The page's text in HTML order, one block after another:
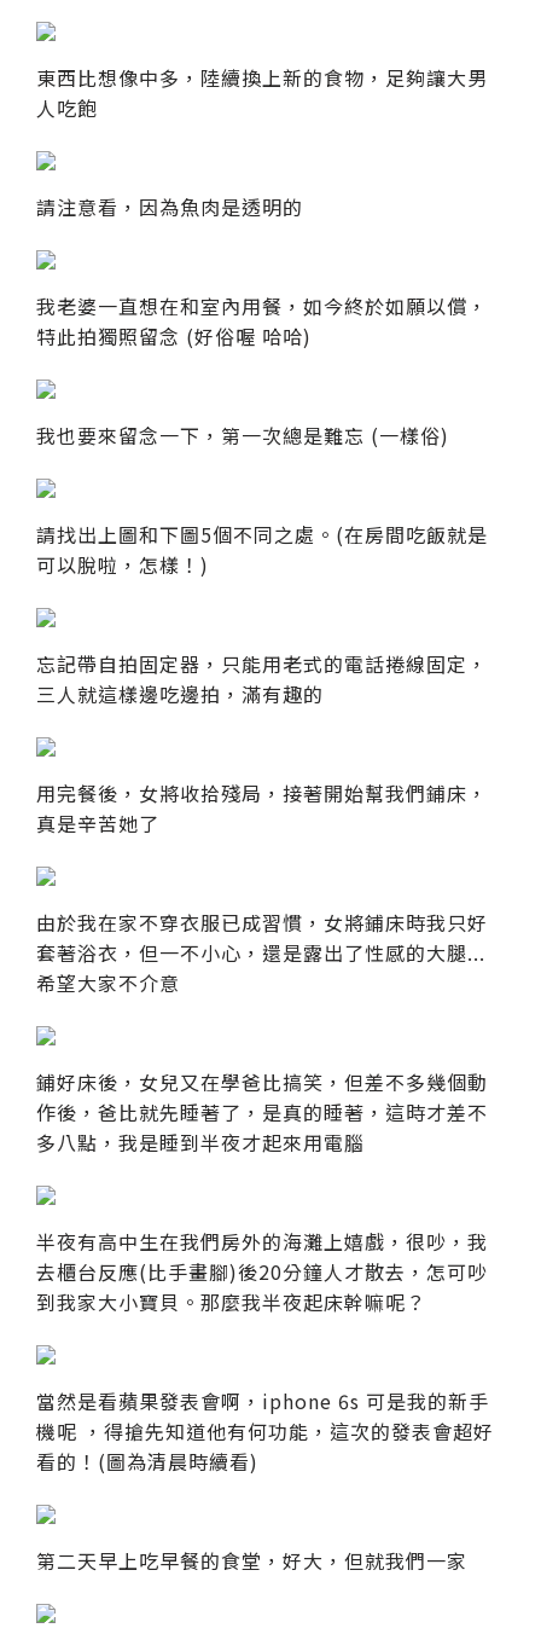
東西比想像中多，陸續換上新的食物，足夠讓大男
人吃飽
請注意看，因為魚肉是透明的
我老婆一直想在和室內用餐，如今終於如願以償，
特此拍獨照留念 (好俗喔 哈哈)
我也要來留念一下，第一次總是難忘 (一樣俗)
請找出上圖和下圖5個不同之處。(在房間吃飯就是
可以脫啦，怎樣！)
忘記帶自拍固定器，只能用老式的電話捲線固定，
三人就這樣邊吃邊拍，滿有趣的
用完餐後，女將收拾殘局，接著開始幫我們鋪床，
真是辛苦她了
由於我在家不穿衣服已成習慣，女將鋪床時我只好
套著浴衣，但一不小心，還是露出了性感的大腿...
希望大家不介意
鋪好床後，女兒又在學爸比搞笑，但差不多幾個動
作後，爸比就先睡著了，是真的睡著，這時才差不
多八點，我是睡到半夜才起來用電腦
半夜有高中生在我們房外的海灘上嬉戲，很吵，我
去櫃台反應(比手畫腳)後20分鐘人才散去，怎可吵
到我家大小寶貝。那麼我半夜起床幹嘛呢？
當然是看蘋果發表會啊，iphone 6s 可是我的新手
機呢 ，得搶先知道他有何功能，這次的發表會超好
看的！(圖為清晨時續看)
第二天早上吃早餐的食堂，好大，但就我們一家